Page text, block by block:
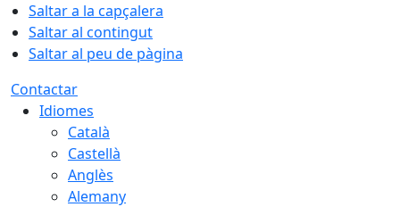
Saltar a la capçalera
Saltar al contingut
Saltar al peu de pàgina
Contactar
Idiomes
Català
Castellà
Anglès
Alemany